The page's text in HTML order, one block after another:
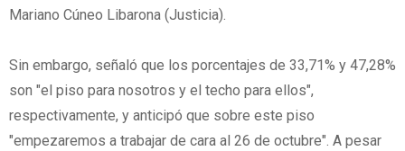
Mariano Cúneo Libarona (Justicia).
Sin embargo, señaló que los porcentajes de 33,71% y 47,28%
son "el piso para nosotros y el techo para ellos",
respectivamente, y anticipó que sobre este piso
"empezaremos a trabajar de cara al 26 de octubre". A pesar